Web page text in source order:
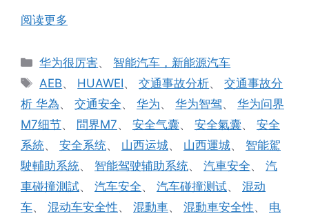
阅读更多
分
类
华为很厉害、 智能汽车，新能源汽车
标
签
AEB、 HUAWEI、交通事故分析、交通事故分
析 华為、 交通安全、 华为、 华为智驾、 华为问界
M7细节、 問界M7、 安全气囊、 安全氣囊、 安全
系統、 安全系统、 山西运城、 山西運城、 智能駕
駛輔助系統、 智能驾驶辅助系统、 汽車安全、 汽
車碰撞測試、 汽车安全、 汽车碰撞测试、 混动
车、 混动车安全性、 混動車、 混動車安全性、 电